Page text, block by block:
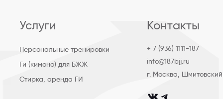
Услуги
Персональные тренировки
Ги (кимоно) для БЖЖ
Стирка, аренда ГИ
Контакты
+ 7 (936) 1111-187
info@187bjj.ru
г. Москва,
club_187bjj
club187bjj